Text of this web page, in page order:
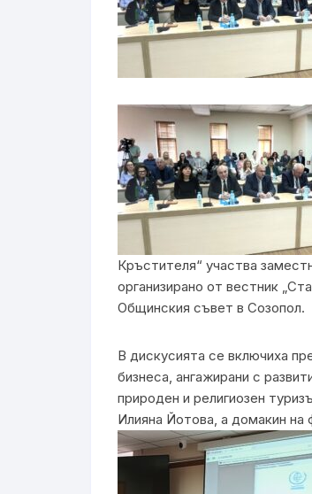
Кръстителя“ участва
организирано от вестник
Общинския съвет в Созопол.
В дискусията се включиха
бизнеса, ангажирани с
природен и религиозен
Илияна Йотова, а домакин